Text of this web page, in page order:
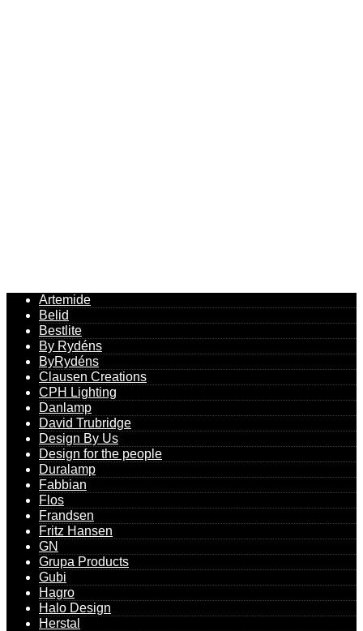
Artemide
Belid
Bestlite
By Rydéns
ByRydéns
Clausen Creations
CPH Lighting
Danlamp
David Trubridge
Design By Us
Design for the people
Duralamp
Fabbian
Flos
Frandsen
Fritz Hansen
GN
Grupa Products
Gubi
Hagro
Halo Design
Herstal